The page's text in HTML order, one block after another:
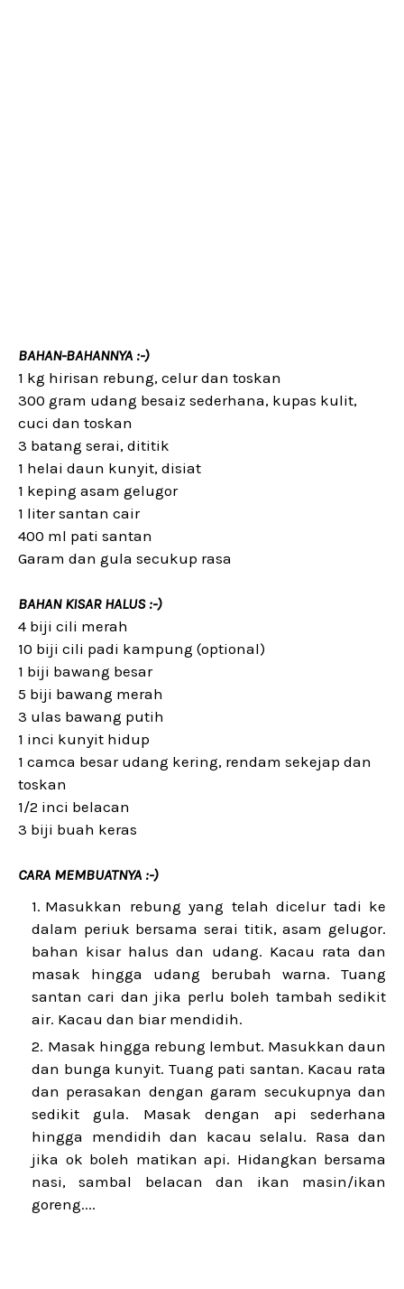
BAHAN-BAHANNYA :-)
1 kg hirisan rebung, celur dan toskan
300 gram udang besaiz sederhana, kupas kulit,
cuci dan toskan
3 batang serai, dititik
1 helai daun kunyit, disiat
1 keping asam gelugor
1 liter santan cair
400 ml pati santan
Garam dan gula secukup rasa
BAHAN KISAR HALUS :-)
4 biji cili merah
10 biji cili padi kampung (optional)
1 biji bawang besar
5 biji bawang merah
3 ulas bawang putih
1 inci kunyit hidup
1 camca besar udang kering, rendam sekejap dan
toskan
1/2 inci belacan
3 biji buah keras
CARA MEMBUATNYA :-)
Masukkan rebung yang telah dicelur tadi ke
dalam periuk bersama serai titik, asam gelugor.
bahan kisar halus dan udang. Kacau rata dan
masak hingga udang berubah warna. Tuang
santan cari dan jika perlu boleh tambah sedikit
air. Kacau dan biar mendidih.
Masak hingga rebung lembut. Masukkan daun
dan bunga kunyit. Tuang pati santan. Kacau rata
dan perasakan dengan garam secukupnya dan
sedikit gula. Masak dengan api sederhana
hingga mendidih dan kacau selalu. Rasa dan
jika ok boleh matikan api. Hidangkan bersama
nasi, sambal belacan dan ikan masin/ikan
goreng....